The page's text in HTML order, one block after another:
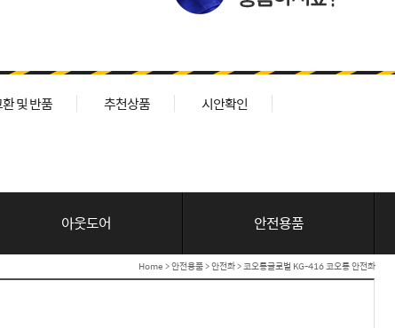
및 반품 추천상품 시안확인
아웃도어 안전용품
Home>안전용품>안전화> 코오롱글로벌 KG-416 코오롱 안전화